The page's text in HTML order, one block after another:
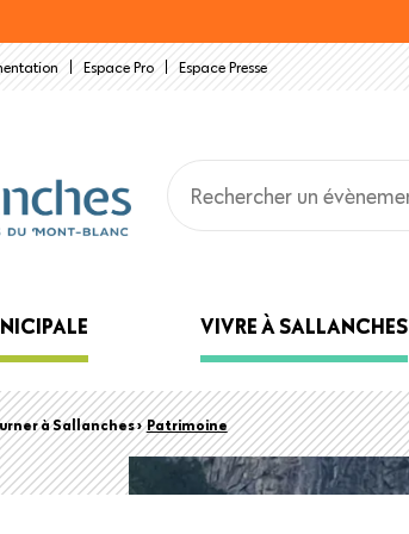
Espace Pro Espace Presse
VIVRE À SALLANCHES
Back
to
top
à Sallanches › Patrimoine